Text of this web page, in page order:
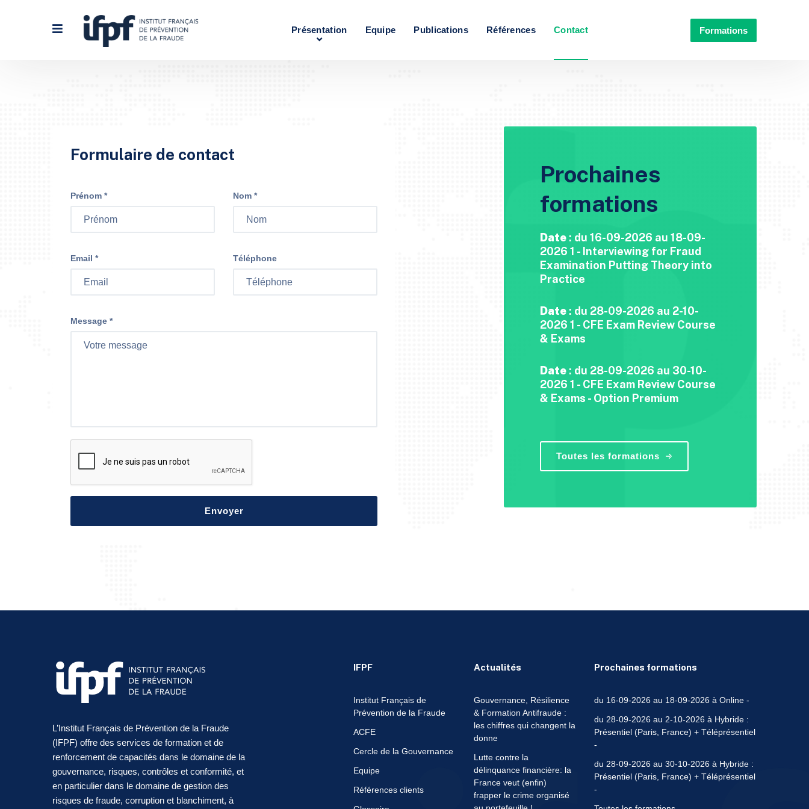
Présentation Equipe Publications Références Contact Formations
Formulaire de contact
Prénom * Nom *
Email * Téléphone
Message *
Envoyer
Prochaines
formations
Date : du 16-09-2026 au 18-09-
2026 1 - Interviewing for Fraud
Examination Putting Theory into
Practice
Date : du 28-09-2026 au 2-10-
2026 1 - CFE Exam Review Course
& Exams
Date : du 28-09-2026 au 30-10-
2026 1 - CFE Exam Review Course
& Exams - Option Premium
Toutes les formations
L’Institut Français de Prévention de la Fraude
(IFPF) offre des services de formation et de
renforcement de capacités dans le domaine de la
gouvernance, risques, contrôles et conformité, et
en particulier dans le domaine de gestion des
risques de fraude, corruption et blanchiment, à
IFPF
Institut Français de
Prévention de la Fraude
ACFE
Cercle de la Gouvernance
Equipe
Références clients
Actualités
Gouvernance, Résilience
& Formation Antifraude :
les chiffres qui changent la
donne
Lutte contre la
délinquance financière: la
France veut (enfin)
frapper le crime organisé
Prochaines formations
du 16-09-2026 au 18-09-2026 à Online -
du 28-09-2026 au 2-10-2026 à Hybride :
Présentiel (Paris, France) + Téléprésentiel
-
du 28-09-2026 au 30-10-2026 à Hybride :
Présentiel (Paris, France) + Téléprésentiel
-